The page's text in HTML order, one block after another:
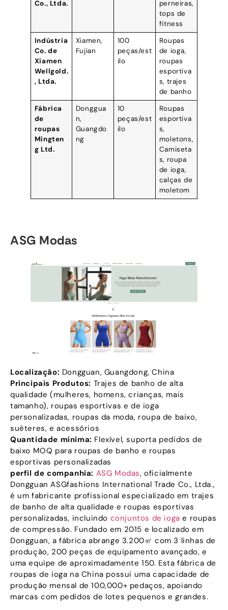
Co., Ltda.
perneiras,
tops de
fitness
Indústria
Co. de
Xiamen
Wellgold.
, Ltda.
Xiamen,
Fujian
100
peças/est
ilo
Roupas
de ioga,
roupas
esportiva
s, trajes
de banho
Fábrica
de
roupas
Mingten
g Ltd.
Donggua
n,
Guangdo
ng
10
peças/est
ilo
Roupas
esportiva
s,
moletons,
Camiseta
s, roupa
de ioga,
calças de
moletom
ASG Modas
Localização: Dongguan, Guangdong, China
Principais Produtos: Trajes de banho de alta
qualidade (mulheres, homens, crianças, mais
tamanho), roupas esportivas e de ioga
personalizadas, roupas da moda, roupa de baixo,
suéteres, e acessórios
Quantidade mínima: Flexível, suporta pedidos de
baixo MOQ para roupas de banho e roupas
esportivas personalizadas
perfil de companhia: ASG Modas, oficialmente
Dongguan ASGfashions International Trade Co., Ltda.,
é um fabricante profissional especializado em trajes
de banho de alta qualidade e roupas esportivas
personalizadas, incluindo conjuntos de ioga e roupas
de compressão. Fundado em 2015 e localizado em
Dongguan, a fábrica abrange 3.200㎡ com 3 linhas de
produção, 200 peças de equipamento avançado, e
uma equipe de aproximadamente 150. Esta fábrica de
roupas de ioga na China possui uma capacidade de
produção mensal de 100,000+ pedaços, apoiando
marcas com pedidos de lotes pequenos e grandes.